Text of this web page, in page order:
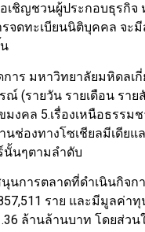
ชิญชวนผู้ประกอบธุรกิจ
จดทะเบียนนิติบุคคล จะ
าร มหาวิทยาลัยมหิดลเ
(รายวัน รายเดือน รา
งคล 5.เรื่องเหนือธรร
ช่องทางโซเชียลมีเดียแ
นั้นๆตามลำดับ
การตลาดที่ดำเนินกิจก
ราย และมีมูลค่า
ล้านล้านบาท โดยส่ว